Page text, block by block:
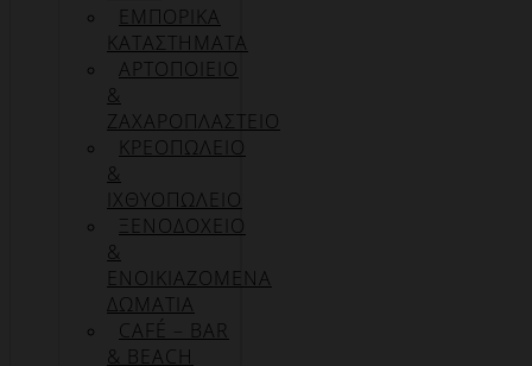
ΕΜΠΟΡΙΚΑ
ΚΑΤΑΣΤΗΜΑΤΑ
ΑΡΤΟΠΟΙΕΙΟ
&
ΖΑΧΑΡΟΠΛΑΣΤΕΙΟ
ΚΡΕΟΠΩΛΕΙΟ
&
ΙΧΘΥΟΠΩΛΕΙΟ
ΞΕΝΟΔΟΧΕΙΟ
&
ΕΝΟΙΚΙΑΖΟΜΕΝΑ
ΔΩΜΑΤΙΑ
CAFÉ – BAR
& BEACH